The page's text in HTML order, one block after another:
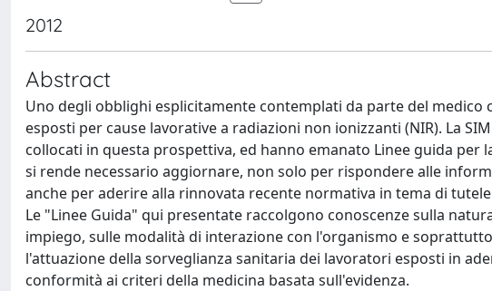
2012
Abstract
Uno degli obblighi esplicitamente contemplati da parte del
esposti per cause lavorative a radiazioni non ionizzanti (NIR). La
collocati in questa prospettiva, ed hanno emanato Linee guida per
si rende necessario aggiornare, non solo per rispondere alle
anche per aderire alla rinnovata recente normativa in tema di
Le "Linee Guida" qui presentate raccolgono conoscenze sulla
impiego, sulle modalità di interazione con l'organismo e
l'attuazione della sorveglianza sanitaria dei lavoratori esposti in
conformità ai criteri della medicina basata sull'evidenza.